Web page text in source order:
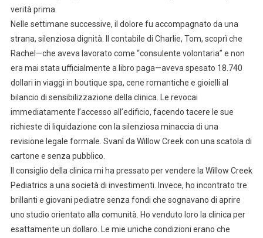
verità prima.
Nelle settimane successive, il dolore fu accompagnato da una
strana, silenziosa dignità. Il contabile di Charlie, Tom, scoprì che
Rachel—che aveva lavorato come “consulente volontaria” e non
era mai stata ufficialmente a libro paga—aveva spesato 18.740
dollari in viaggi in boutique spa, cene romantiche e gioielli al
bilancio di sensibilizzazione della clinica. Le revocai
immediatamente l’accesso all’edificio, facendo tacere le sue
richieste di liquidazione con la silenziosa minaccia di una
revisione legale formale. Svanì da Willow Creek con una scatola di
cartone e senza pubblico.
Il consiglio della clinica mi ha pressato per vendere la Willow Creek
Pediatrics a una società di investimenti. Invece, ho incontrato tre
brillanti e giovani pediatre senza fondi che sognavano di aprire
uno studio orientato alla comunità. Ho venduto loro la clinica per
esattamente un dollaro. Le mie uniche condizioni erano che